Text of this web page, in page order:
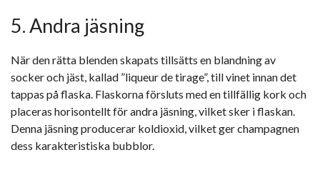
5. Andra jäsning
När den rätta blenden skapats tillsätts en blandning av
socker och jäst, kallad ”liqueur de tirage”, till vinet innan det
tappas på flaska. Flaskorna försluts med en tillfällig kork och
placeras horisontellt för andra jäsning, vilket sker i flaskan.
Denna jäsning producerar koldioxid, vilket ger champagnen
dess karakteristiska bubblor.